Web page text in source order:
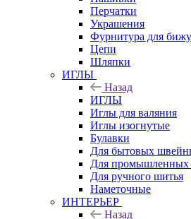
Перчатки
Украшения
Фурнитура для
Цепи
Шляпки
ИГЛЫ
Назад
ИГЛЫ
Иглы для валяния
Иглы изогнутые
Булавки
Для бытовых
Для
Для ручного шитья
Наметочные
ИНТЕРЬЕР
Назад